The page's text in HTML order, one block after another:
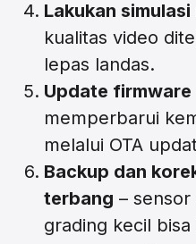
Lakukan
kualitas video
lepas landas.
Update firmware
memperbarui
melalui OTA
Backup dan
terbang –
grading kecil